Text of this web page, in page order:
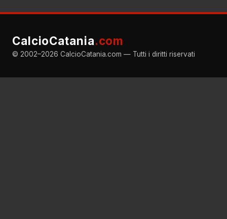
CalcioCatania.com
© 2002–2026 CalcioCatania.com — Tutti i diritti riservati